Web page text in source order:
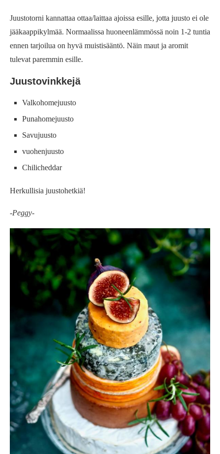
Juustotorni kannattaa ottaa/laittaa ajoissa esille, jotta juusto ei ole
jääkaappikylmää. Normaalissa huoneenlämmössä noin 1-2 tuntia
ennen tarjoilua on hyvä muistisääntö. Näin maut ja aromit
tulevat paremmin esille.
Juustovinkkejä
Valkohomejuusto
Punahomejuusto
Savujuusto
vuohenjuusto
Chilicheddar
Herkullisia juustohetkiä!
-Peggy-